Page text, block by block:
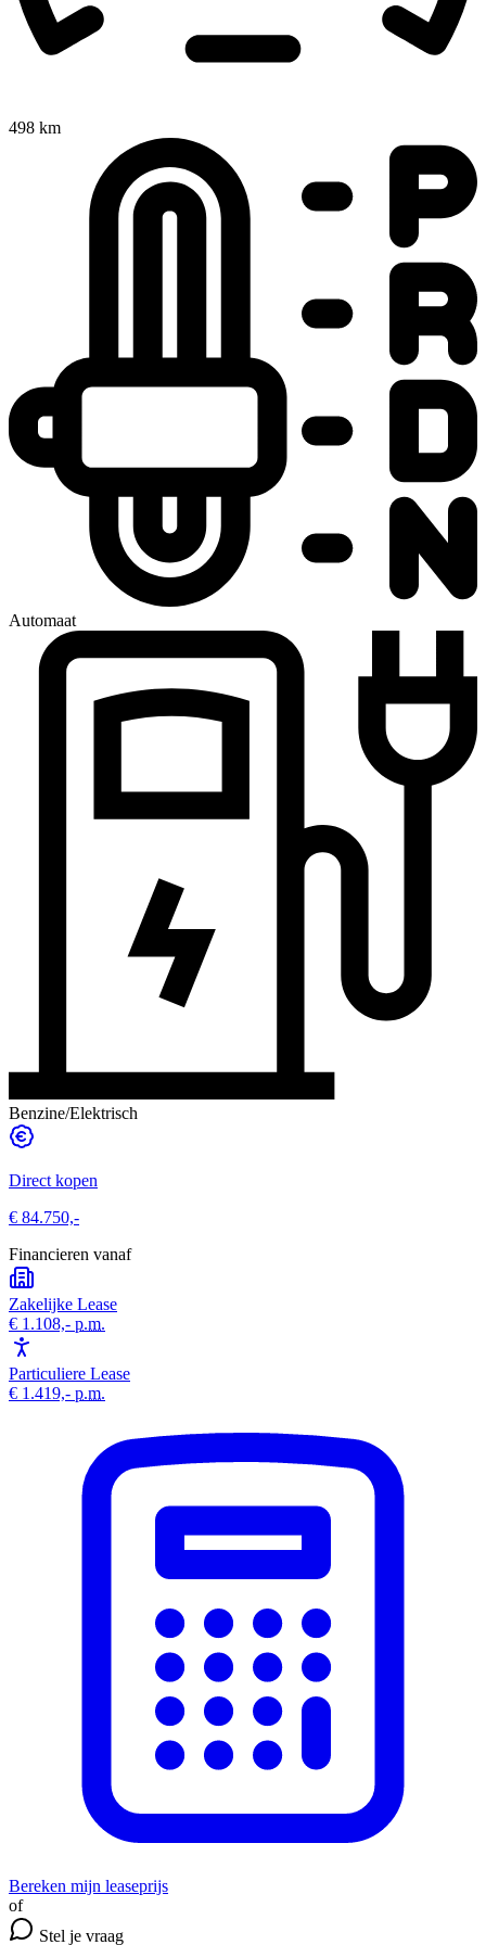
498 km
Automaat
Benzine/Elektrisch
Direct kopen
€ 84.750,-
Financieren vanaf
Zakelijke Lease
€ 1.108,- p.m.
Particuliere Lease
€ 1.419,- p.m.
Bereken mijn leaseprijs
of
Stel je vraag